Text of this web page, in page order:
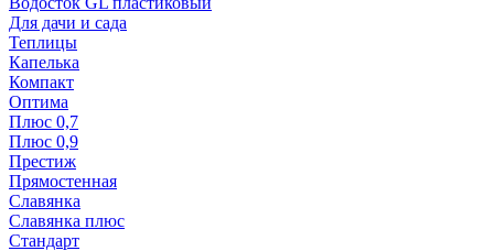
Для дачи и сада
Теплицы
Капелька
Компакт
Оптима
Плюс 0,7
Плюс 0,9
Престиж
Прямостенная
Славянка
Славянка плюс
Стандарт